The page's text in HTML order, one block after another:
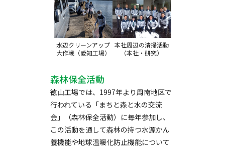
水辺クリーンアップ
大作戦（愛知工場）
本社周辺の清掃活動
（本社・研究）
森林保全活動
徳山工場では、1997年より周南地区で
行われている「まちと森と水の交流
会」（森林保全活動）に毎年参加し、
この活動を通して森林の持つ水源かん
養機能や地球温暖化防止機能について